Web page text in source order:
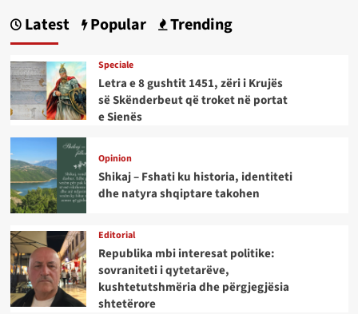
Latest Popular Trending
Speciale
Letra e 8 gushtit 1451, zëri i Krujës
së Skënderbeut që troket në portat
e Sienës
Opinion
Shikaj – Fshati ku historia, identiteti
dhe natyra shqiptare takohen
Editorial
Republika mbi interesat politike:
sovraniteti i qytetarëve,
kushtetutshmëria dhe përgjegjësia
shtetërore